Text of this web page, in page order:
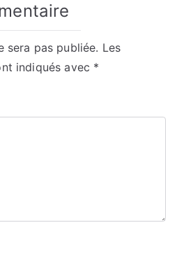
sera pas publiée. Les
indiqués avec *